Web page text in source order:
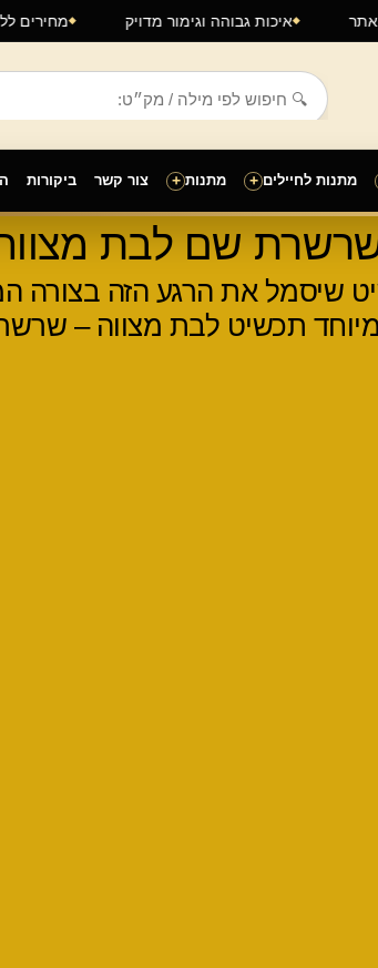
איכות גבוהה וגימור מדויק באתר
מתנות לחיילים + מתנות + צור קשר ביקורות
שם לבת
שיסמל את הרגע הזה בצורה
תכשיט לבת מצווה –